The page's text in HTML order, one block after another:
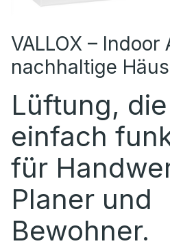
VALLOX –
nachhaltige
Lüftung,
einfach
für
Planer und
Bewohner.